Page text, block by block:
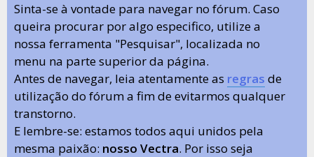
Sinta-se à vontade para navegar no fórum. Caso
queira procurar por algo especifico, utilize a
nossa ferramenta "Pesquisar", localizada no
menu na parte superior da página.
Antes de navegar, leia atentamente as regras de
utilização do fórum a fim de evitarmos qualquer
transtorno.
E lembre-se: estamos todos aqui unidos pela
mesma paixão: nosso Vectra. Por isso seja